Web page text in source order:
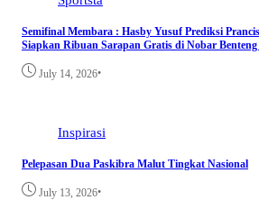
Semifinal Membara : Hasby Yusuf Prediksi
Siapkan Ribuan Sarapan Gratis di Nobar Benteng
July 14, 2026•
Inspirasi
Pelepasan Dua Paskibra Malut Tingkat Nasional
July 13, 2026•